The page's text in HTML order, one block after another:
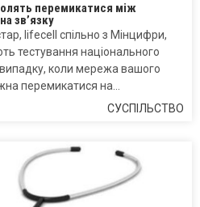
перемикатися між
зв’язку
lifecell спільно з Мінцифри,
тестування національного
випадку, коли мережа вашого
перемикатися на…
СУСПІЛЬСТВО